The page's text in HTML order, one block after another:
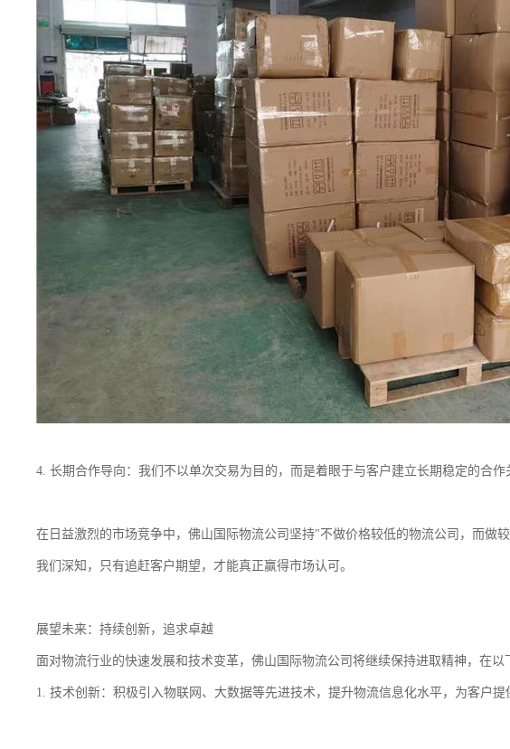
4. 长期合作导向：我们不以单次交易为目的，而是着眼于与客户建立长期稳定的合
在日益激烈的市场竞争中，佛山国际物流公司坚持"不做价格较低的物流公司，而做
我们深知，只有追赶客户期望，才能真正赢得市场认可。
展望未来：持续创新，追求卓越
面对物流行业的快速发展和技术变革，佛山国际物流公司将继续保持进取精神，在以
1. 技术创新：积极引入物联网、大数据等先进技术，提升物流信息化水平，为客户